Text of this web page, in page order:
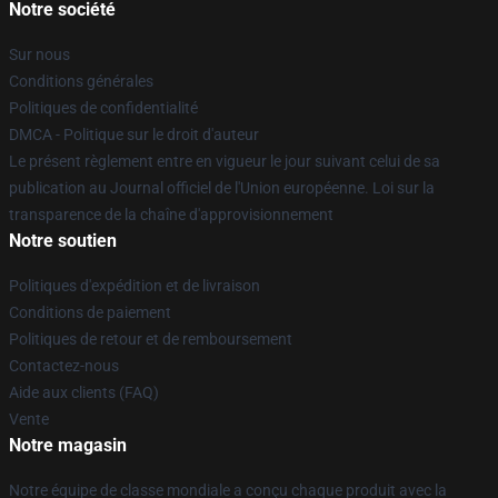
Notre société
Sur nous
Conditions générales
Politiques de confidentialité
DMCA - Politique sur le droit d'auteur
Le présent règlement entre en vigueur le jour suivant celui de sa
publication au Journal officiel de l'Union européenne. Loi sur la
transparence de la chaîne d'approvisionnement
Notre soutien
Politiques d'expédition et de livraison
Conditions de paiement
Politiques de retour et de remboursement
Contactez-nous
Aide aux clients (FAQ)
Vente
Notre magasin
Notre équipe de classe mondiale a conçu chaque produit avec la